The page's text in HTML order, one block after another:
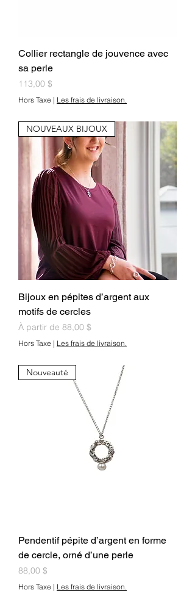
Collier rectangle de jouvence avec
sa perle
Prix
113,00 $
Hors Taxe | Les frais de livraison.
NOUVEAUX BIJOUX
Bijoux en pépites d’argent aux
motifs de cercles
À partir de 88,00 $
Prix promotionnel
Hors Taxe | Les frais de livraison.
Nouveauté
Pendentif pépite d’argent en forme
de cercle, orné d’une perle
Prix
88,00 $
Hors Taxe | Les frais de livraison.